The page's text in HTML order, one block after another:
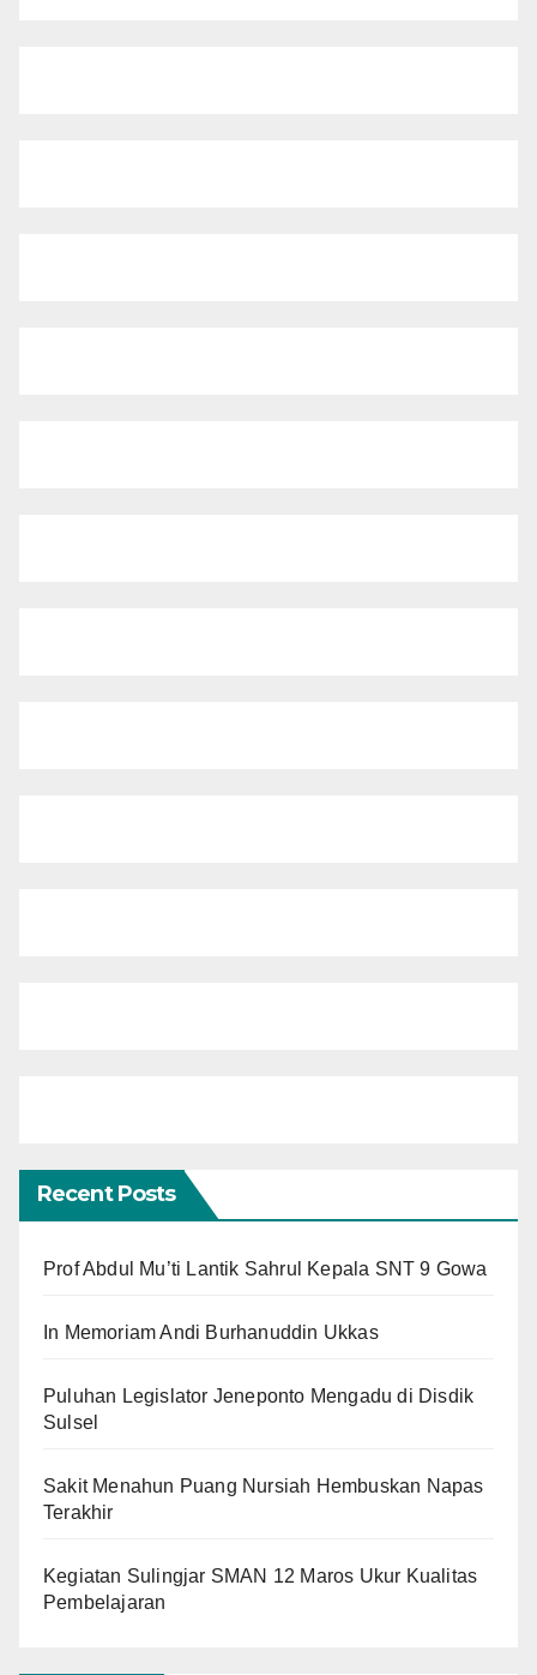
Recent Posts
Prof Abdul Mu’ti Lantik Sahrul Kepala SNT 9 Gowa
In Memoriam Andi Burhanuddin Ukkas
Puluhan Legislator Jeneponto Mengadu di Disdik
Sulsel
Sakit Menahun Puang Nursiah Hembuskan Napas
Terakhir
Kegiatan Sulingjar SMAN 12 Maros Ukur Kualitas
Pembelajaran